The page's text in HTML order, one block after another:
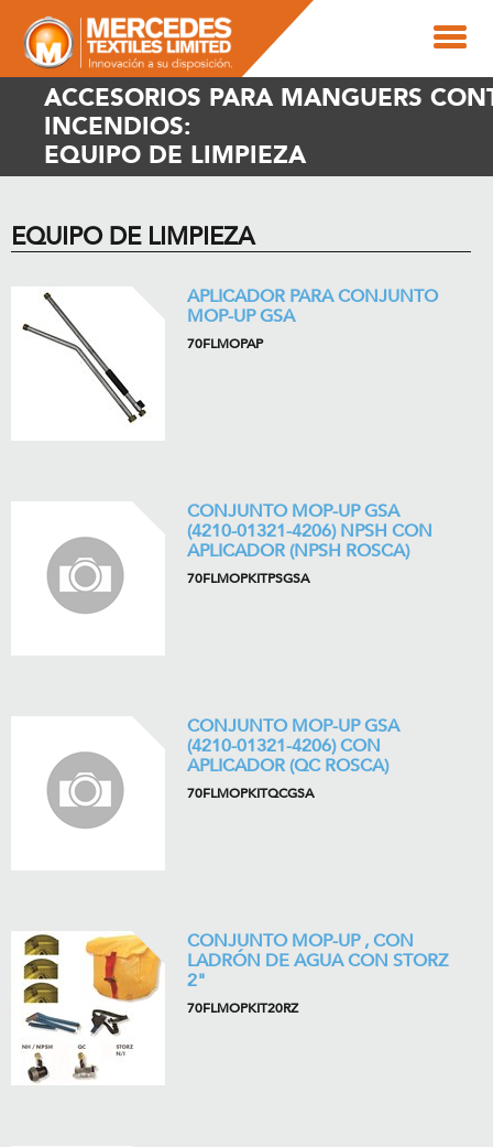
ACCESORIOS PARA MANGUERS
INCENDIOS:
EQUIPO DE LIMPIEZA
EQUIPO DE LIMPIEZA
APLICADOR PARA CONJUNTO
MOP-UP GSA
70FLMOPAP
CONJUNTO MOP-UP GSA
(4210-01321-4206) NPSH CON
APLICADOR (NPSH ROSCA)
70FLMOPKITPSGSA
CONJUNTO MOP-UP GSA
(4210-01321-4206) CON
APLICADOR (QC ROSCA)
70FLMOPKITQCGSA
CONJUNTO MOP-UP , CON
LADRÓN DE AGUA CON STORZ
2"
70FLMOPKIT20RZ